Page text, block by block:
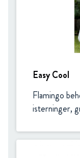
Easy Cool
Flamingo
isterninger,